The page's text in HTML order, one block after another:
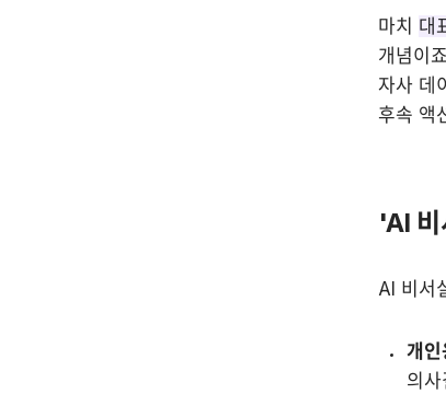
마치 대
개념이
자사 데
후속 액
'AI
AI 비서
개인
의